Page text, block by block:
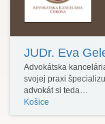
JUDr. Eva
Advokátska
svojej praxi
advokát si teda…
Košice